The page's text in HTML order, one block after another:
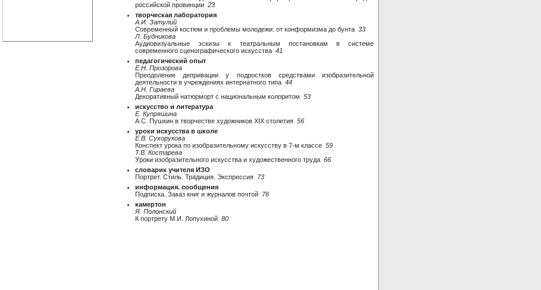
российской провинции 23
творческая лаборатория
А.И. Затулий
Современный костюм и проблемы молодежи: от конформизма до бунта 33
Л. Будникова
Аудиовизуальные эскизы к театральным постановкам в системе
современного сценографического искусства 41
педагогический опыт
Е.Н. Прозорова
Преодоление депривации у подростков средствами изобразительной
деятельности в учреждениях интернатного типа 44
А.Н. Гираева
Декоративный натюрморт с национальным колоритом 53
искусство и литература
Е. Купряшина
А.С. Пушкин в творчестве художников XIX столетия 56
уроки искусства в школе
Е.В. Сухорукова
Конспект урока по изобразительному искусству в 7-м классе 59
Т.В. Костарева
Уроки изобразительного искусства и художественного труда 66
словарик учителя ИЗО
Портрет. Стиль. Традиция. Экспрессия 73
информация. сообщения
Подписка. Заказ книг и журналов почтой 76
камертон
Я. Полонский
К портрету М.И. Лопухиной 80